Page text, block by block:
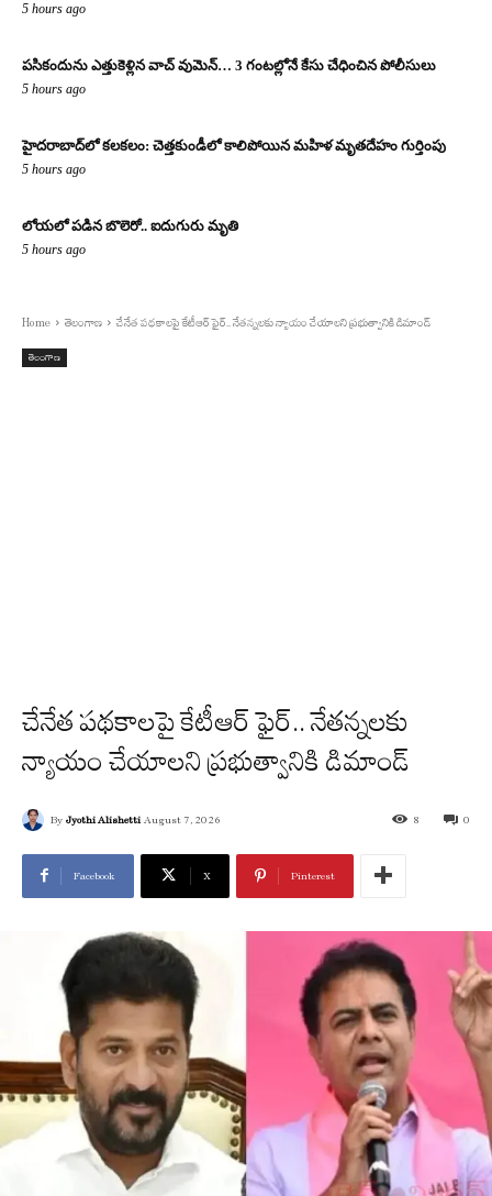
5 hours ago
పసికందును ఎత్తుకెళ్లిన వాచ్ వుమెన్… 3 గంటల్లోనే కేసు చేధించిన పోలీసులు
5 hours ago
హైదరాబాద్‌లో కలకలం: చెత్తకుండీలో కాలిపోయిన మహిళ మృతదేహం గుర్తింపు
5 hours ago
లోయలో పడిన బొలెరో.. ఐదుగురు మృతి
5 hours ago